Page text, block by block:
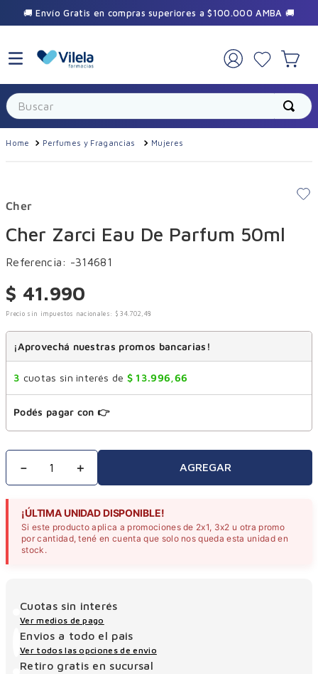
🚚 Envío Gratis en compras superiores a $100.000 AMBA 🚚
Buscar
Perfumes y Fragancias Mujeres
Cher
Cher Zarci Eau De Parfum 50ml
Referencia: -314681
$ 41.990
Precio sin impuestos nacionales: $ 34.702 , 48
¡Aprovechá nuestras promos bancarias!
3 cuotas sin interés de $ 13.996,66
Podés pagar con 👉
＋
－ AGREGAR
¡ÚLTIMA UNIDAD DISPONIBLE!
Si este producto aplica a promociones de 2x1, 3x2 u otra promo
por cantidad, tené en cuenta que solo nos queda esta unidad en
stock.
Cuotas sin interés
Ver medios de pago
Envios a todo el pais
Ver todos las opciones de envio
Retiro gratis en sucursal